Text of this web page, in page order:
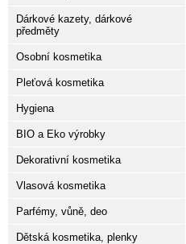
Dárkové kazety, dárkové
předměty
Osobní kosmetika
Pleťová kosmetika
Hygiena
BIO a Eko výrobky
Dekorativní kosmetika
Vlasová kosmetika
Parfémy, vůně, deo
Dětská kosmetika, plenky